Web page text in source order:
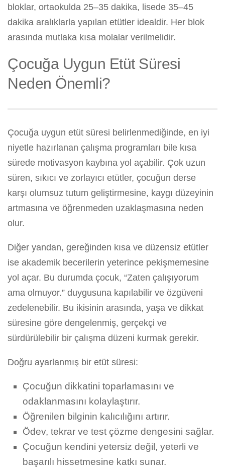
bloklar, ortaokulda 25–35 dakika, lisede 35–45
dakika aralıklarla yapılan etütler idealdir. Her blok
arasında mutlaka kısa molalar verilmelidir.
Çocuğa Uygun Etüt Süresi
Neden Önemli?
Çocuğa uygun etüt süresi belirlenmediğinde, en iyi
niyetle hazırlanan çalışma programları bile kısa
sürede motivasyon kaybına yol açabilir. Çok uzun
süren, sıkıcı ve zorlayıcı etütler, çocuğun derse
karşı olumsuz tutum geliştirmesine, kaygı düzeyinin
artmasına ve öğrenmeden uzaklaşmasına neden
olur.
Diğer yandan, gereğinden kısa ve düzensiz etütler
ise akademik becerilerin yeterince pekişmemesine
yol açar. Bu durumda çocuk, “Zaten çalışıyorum
ama olmuyor.” duygusuna kapılabilir ve özgüveni
zedelenebilir. Bu ikisinin arasında, yaşa ve dikkat
süresine göre dengelenmiş, gerçekçi ve
sürdürülebilir bir çalışma düzeni kurmak gerekir.
Doğru ayarlanmış bir etüt süresi:
Çocuğun dikkatini toparlamasını ve
odaklanmasını kolaylaştırır.
Öğrenilen bilginin kalıcılığını artırır.
Ödev, tekrar ve test çözme dengesini sağlar.
Çocuğun kendini yetersiz değil, yeterli ve
başarılı hissetmesine katkı sunar.